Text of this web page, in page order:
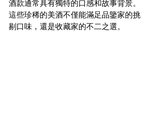
酒款通常具有獨特的口感和故事背景。
這些珍稀的美酒不僅能滿足品鑒家的挑
剔口味，還是收藏家的不二之選。